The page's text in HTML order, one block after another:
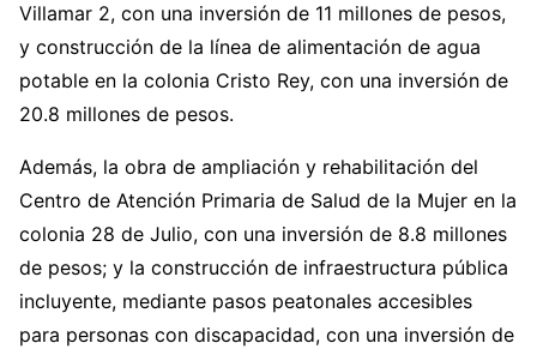
Villamar 2, con una inversión de 11 millones de pesos,
y construcción de la línea de alimentación de agua
potable en la colonia Cristo Rey, con una inversión de
20.8 millones de pesos.
Además, la obra de ampliación y rehabilitación del
Centro de Atención Primaria de Salud de la Mujer en la
colonia 28 de Julio, con una inversión de 8.8 millones
de pesos; y la construcción de infraestructura pública
incluyente, mediante pasos peatonales accesibles
para personas con discapacidad, con una inversión de